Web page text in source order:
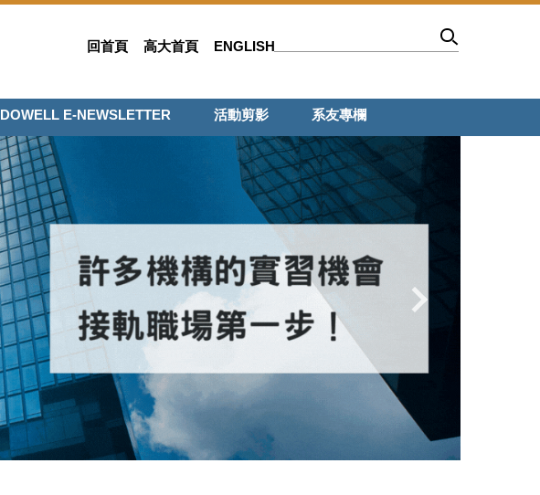
回首頁 高大首頁 ENGLISH
DOWELL E-NEWSLETTER 活動剪影 系友專欄